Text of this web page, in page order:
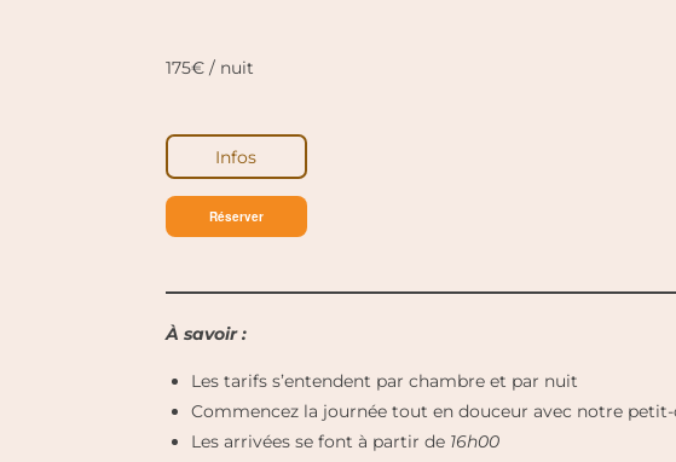
175€ / nuit
Infos
Réserver
À savoir :
Les tarifs s’entendent par chambre et par nuit
Commencez la journée tout en douceur avec notre
Les arrivées se font à partir de 16h00